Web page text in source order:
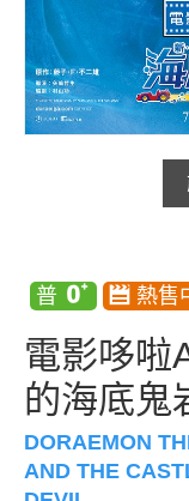
電影哆啦
的海底鬼
DORAEMON
AND THE
商家介紹